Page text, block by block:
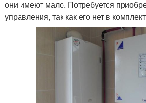
они имеют мало. Потребуется
управления, так как его нет в